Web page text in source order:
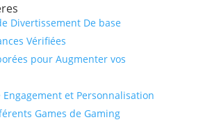
Divertissement De base
Vérifiées
pour Augmenter vos
Engagement et Personnalisation
Games de Gaming